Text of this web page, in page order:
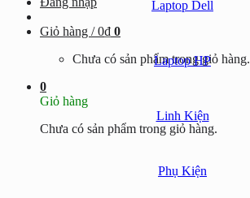
Giỏ hàng /0₫ 0
Chưa có sản phẩm trong giỏ hàng.
0
Giỏ hàng
Chưa có sản phẩm trong giỏ hàng.
Laptop Dell
Laptop HP
Linh Kiện
Phụ Kiện